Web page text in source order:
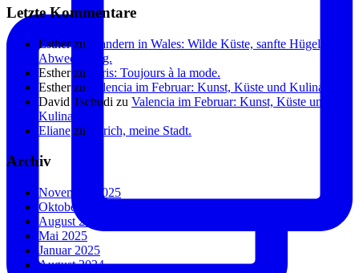
Letzte Kommentare
Estherzu
Wandern in Wales: Wilde Küste, sanfte Hügel, viel
Abwechslung.
Estherzu
Paris: Toujours à la mode.
Estherzu
Valencia im Februar: Kunst, Küste und Kulinarik.
David Tschudi zu Valencia im Februar: Kunst, Küste und
Kulinarik.
Eliane zu Zürich, meine Stadt.
Archiv
November 2025
Oktober 2025
August 2025
Mai 2025
Januar 2025
August 2024